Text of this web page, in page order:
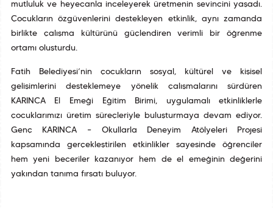
mutluluk ve heyecanla inceleyerek üretmenin sevincini yaşadı.
Çocukların özgüvenlerini destekleyen etkinlik, aynı zamanda
birlikte çalışma kültürünü güçlendiren verimli bir öğrenme
ortamı oluşturdu.
Fatih Belediyesi’nin çocukların sosyal, kültürel ve kişisel
gelişimlerini desteklemeye yönelik çalışmalarını sürdüren
KARINCA El Emeği Eğitim Birimi, uygulamalı etkinliklerle
çocuklarımızı üretim süreçleriyle buluşturmaya devam ediyor.
Genç KARINCA – Okullarla Deneyim Atölyeleri Projesi
kapsamında gerçekleştirilen etkinlikler sayesinde öğrenciler
hem yeni beceriler kazanıyor hem de el emeğinin değerini
yakından tanıma fırsatı buluyor.